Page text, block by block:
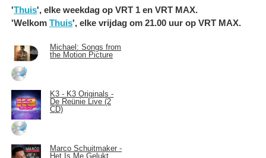
'Thuis', elke weekdag op VRT 1 en VRT MAX.
'Welkom Thuis', elke vrijdag om 21.00 uur op VRT MAX.
Michael: Songs from
the Motion Picture
K3 - K3 Originals -
De Reünie Live (2
CD)
Marco Schuitmaker -
Het Is Me Gelukt